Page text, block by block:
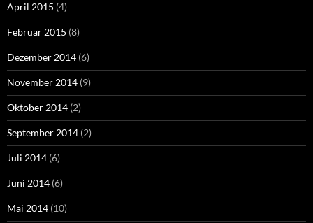
April 2015 (4)
Februar 2015 (8)
Dezember 2014 (6)
November 2014 (9)
Oktober 2014 (2)
September 2014 (2)
Juli 2014 (6)
Juni 2014 (6)
Mai 2014 (10)